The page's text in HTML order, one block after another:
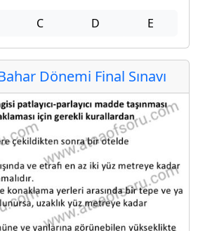
C D E
Dönemi Final Sınavı